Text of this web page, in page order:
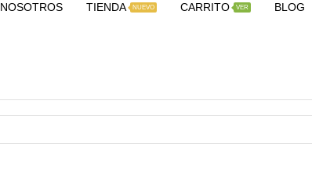
NOSOTROS TIENDA NUEVO CARRITO VER BLOG